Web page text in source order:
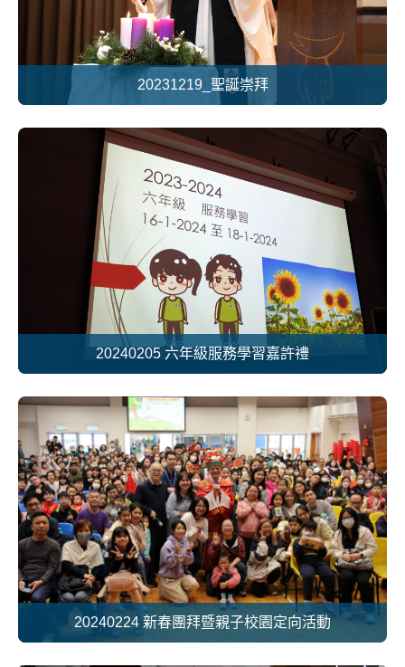
20231219_聖誕崇拜
20240205 六年級服務學習嘉許禮
20240224 新春團拜暨親子校園定向活動